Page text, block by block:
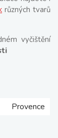
různých tvarů
vyčištění
Provence